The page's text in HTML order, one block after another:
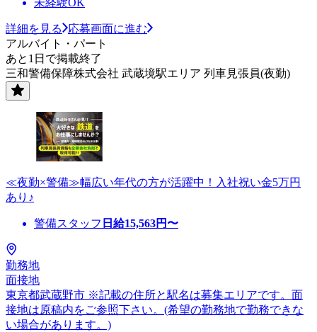
詳細を見る
応募画面に進む
アルバイト・パート
あと1日で掲載終了
三和警備保障株式会社 武蔵境駅エリア 列車見張員(夜勤)
≪夜勤×警備≫幅広い年代の方が活躍中！入社祝い金5万円
あり♪
警備スタッフ 日給15,563円〜
勤務地
面接地
東京都武蔵野市 ※記載の住所と駅名は募集エリアです。面
接地は原稿内をご参照下さい。(希望の勤務地で勤務できな
い場合があります。)